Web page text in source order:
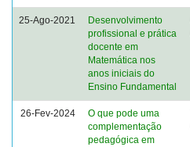
25-Ago-2021
Desenvolvimento
profissional e prática
docente em
Matemática nos
anos iniciais do
Ensino Fundamental
26-Fev-2024
O que pode uma
complementação
pedagógica em